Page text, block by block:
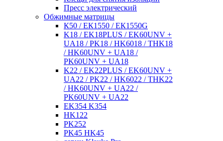
Пресс электрический
Обжимные матрицы
К50 / ЕК1550 / ЕК1550G
K18 / EK18PLUS / EK60UNV +
UA18 / PK18 / HK6018 / THK18
/ HK60UNV + UA18 /
PK60UNV + UA18
K22 / EK22PLUS / EK60UNV +
UA22 / PK22 / HK6022 / THK22
/ HK60UNV + UA22 /
PK60UNV + UA22
EK354 K354
HK122
PK252
PK45 HK45